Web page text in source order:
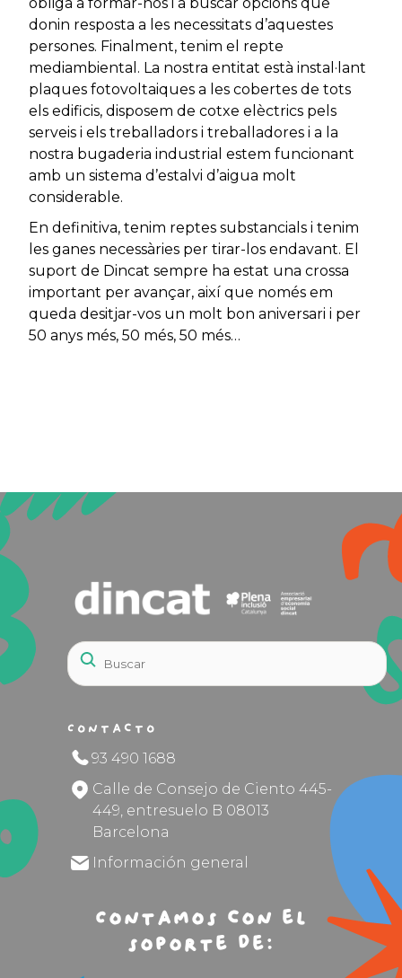
donin resposta a les necessitats d’aquestes
persones. Finalment, tenim el repte
mediambiental. La nostra entitat està instal·lant
plaques fotovoltaiques a les cobertes de tots
els edificis, disposem de cotxe elèctrics pels
serveis i els treballadors i treballadores i a la
nostra bugaderia industrial estem funcionant
amb un sistema d’estalvi d’aigua molt
considerable.
En definitiva, tenim reptes substancials i tenim
les ganes necessàries per tirar-los endavant. El
suport de Dincat sempre ha estat una crossa
important per avançar, així que només em
queda desitjar-vos un molt bon aniversari i per
50 anys més, 50 més, 50 més…
Contacto
93 490 1688
Calle de Consejo de Ciento 445-
449, entresuelo B 08013
Barcelona
Información general
Contamos con el
soporte de: